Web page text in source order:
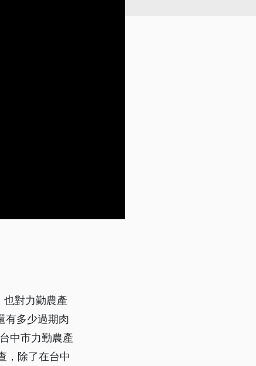
也對力勤農產
有多少過期肉
中市力勤農產
，除了在台中